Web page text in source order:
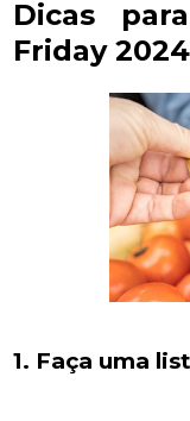
Dicas
Friday 2024
1. Faça uma